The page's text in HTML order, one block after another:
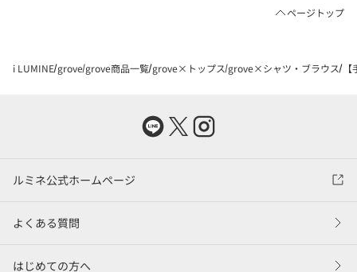
ページトップ
i LUMINE grove grove商品一覧 grove×トップス grove×シャツ・ブラウス 【
ルミネ公式ホームページ
よくある質問
はじめての方へ